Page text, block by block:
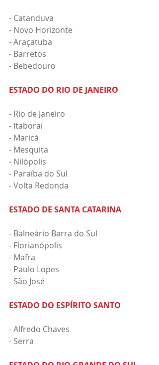
- Catanduva
- Novo Horizonte
- Araçatuba
- Barretos
- Bebedouro
ESTADO DO RIO DE JANEIRO
- Rio de Janeiro
- Itaboraí
- Maricá
- Mesquita
- Nilópolis
- Paraíba do Sul
- Volta Redonda
ESTADO DE SANTA CATARINA
- Balneário Barra do Sul
- Florianópolis
- Mafra
- Paulo Lopes
- São José
ESTADO DO ESPÍRITO SANTO
- Alfredo Chaves
- Serra